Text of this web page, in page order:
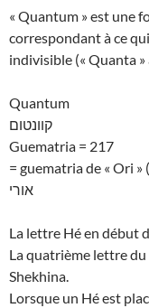
« Quantum » est une
correspondant à ce
indivisible (« Quanta
Quantum
קוונטום
Guematria = 217
= guematria de « Ori »
אורי
La lettre Hé en début
La quatrième lettre
Shekhina.
Lorsque un Hé est